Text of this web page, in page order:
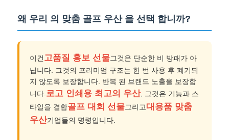
왜 우리 의 맞춤 골프 우산 을 선택 합니까?
이건고품질 홍보 선물그것은 단순한 비 방패가 아
닙니다. 그것의 프리미엄 구조는 한 번 사용 후 폐기되
지 않도록 보장합니다. 반복 된 브랜드 노출을 보장합
니다. 로고 인쇄용 최고의 우산, 그것은 기능과 스
타일을 결합골프 대회 선물그리고대용품 맞춤
우산기업들의 명령입니다.